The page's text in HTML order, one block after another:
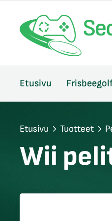
Etusivu
Etusivu Tuotteet
Wii
sulje
sulje
sulje